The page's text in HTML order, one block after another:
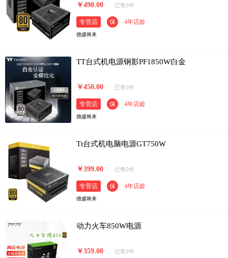
￥490.00 已售0件
专营店 保 4年店龄
德盛将来
TT台式机电源钢影PF1850W白金
￥450.00 已售0件
专营店 保 4年店龄
德盛将来
Tt台式机电脑电源GT750W
￥399.00 已售0件
专营店 保 4年店龄
德盛将来
动力火车850W电源
￥359.00 已售0件